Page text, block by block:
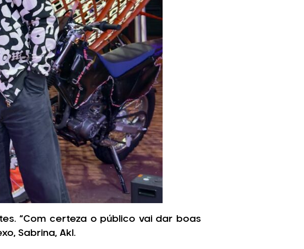
“Com certeza o público vai dar boas
Sabrina, Akl.